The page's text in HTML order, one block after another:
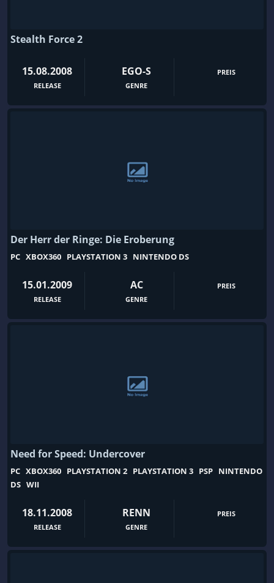
Stealth Force 2
15.08.2008
RELEASE
EGO-S
GENRE
PREIS
Der Herr der Ringe: Die Eroberung
PC XBOX360 PLAYSTATION 3 NINTENDO DS
15.01.2009
RELEASE
AC
GENRE
PREIS
Need for Speed: Undercover
PC XBOX360 PLAYSTATION 2 PLAYSTATION 3 PSP NINTENDO
DS WII
18.11.2008
RELEASE
RENN
GENRE
PREIS